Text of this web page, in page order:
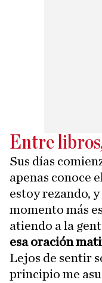
Entre
Sus días
apenas conoce
estoy rezando, y
momento más
atiendo a la
esa oración
Lejos de sentir
principio me